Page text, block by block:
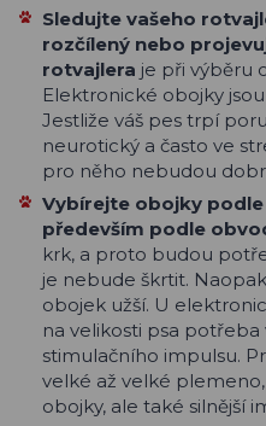
Sledujte vašeho
rozčílený nebo
rotvajlera je při výběru
Elektronické obojky
Jestliže váš pes trpí
neurotický a často ve
pro něho nebudou
Vybírejte obojky
především podle
krk, a proto budou
je nebude škrtit.
obojek užší. U
na velikosti psa potřeba
stimulačního impulsu.
velké až velké
obojky, ale také silnější